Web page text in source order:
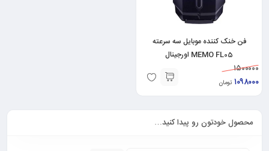
فن خنک کننده موبایل سه سرعته
MEMO FL05 اورجینال
۱۵۰۰۰۰۰
۱۰۹۸۰۰۰ تومان
محصول خودتون رو پیدا کنید…